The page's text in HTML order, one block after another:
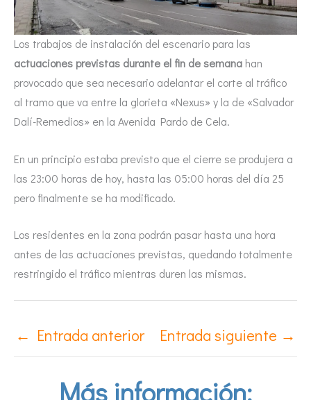
Los trabajos de instalación del escenario para las
actuaciones previstas durante el fin de semana han
provocado que sea necesario adelantar el corte al tráfico
al tramo que va entre la glorieta «Nexus» y la de «Salvador
Dalí-Remedios» en la Avenida Pardo de Cela.
En un principio estaba previsto que el cierre se produjera a
las 23:00 horas de hoy, hasta las 05:00 horas del día 25
pero finalmente se ha modificado.
Los residentes en la zona podrán pasar hasta una hora
antes de las actuaciones previstas, quedando totalmente
restringido el tráfico mientras duren las mismas.
← Entrada anterior Entrada siguiente →
Más información: